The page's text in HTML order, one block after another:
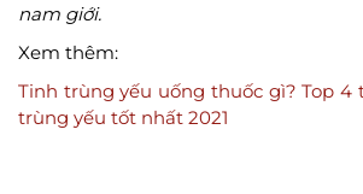
nam giới.
Xem thêm:
Tinh trùng yếu uống thuốc gì? Top 4
trùng yếu tốt nhất 2021